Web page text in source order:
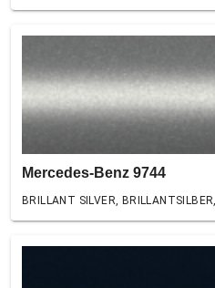
Mercedes-Benz 9744
BRILLANT SILVER,